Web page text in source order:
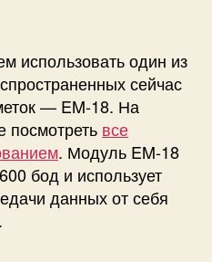
использовать один из
сейчас
— EM-18. На
все
. Модуль EM-18
бод и использует
данных от себя